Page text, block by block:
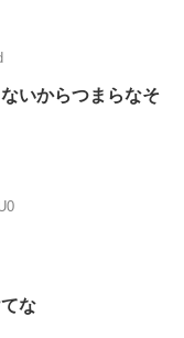
いからつまらなそ
な